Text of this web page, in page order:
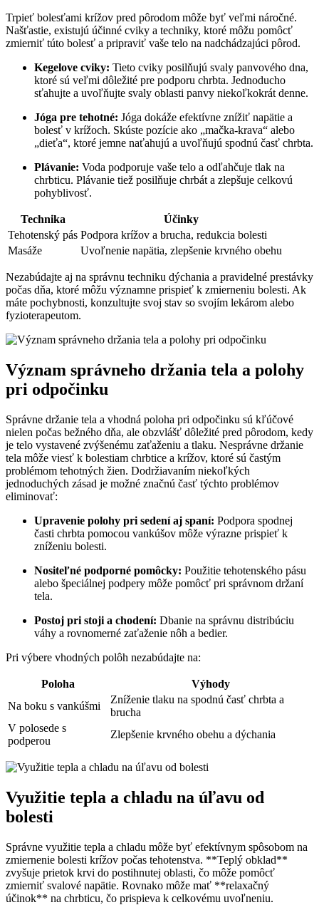
Trpieť bolesťami krížov pred pôrodom môže byť veľmi náročné.
Našťastie, existujú účinné cviky a techniky, ktoré môžu pomôcť
zmierniť túto bolesť a pripraviť vaše telo na nadchádzajúci pôrod.
Kegelove cviky: Tieto cviky posilňujú svaly panvového dna,
ktoré sú veľmi dôležité pre podporu chrbta. Jednoducho
sťahujte a uvoľňujte svaly oblasti panvy niekoľkokrát denne.
Jóga pre tehotné: Jóga dokáže efektívne znížiť napätie a
bolesť v krížoch. Skúste pozície ako „mačka-krava“ alebo
„dieťa“, ktoré jemne naťahujú a uvoľňujú spodnú časť chrbta.
Plávanie: Voda podporuje vaše telo a odľahčuje tlak na
chrbticu. Plávanie tiež posilňuje chrbát a zlepšuje celkovú
pohyblivosť.
Technika
Účinky
Tehotenský pás Podpora krížov a brucha, redukcia bolesti
Masáže
Uvoľnenie napätia, zlepšenie krvného obehu
Nezabúdajte aj na správnu techniku dýchania a pravidelné prestávky
počas dňa, ktoré môžu významne prispieť k zmierneniu bolesti. Ak
máte pochybnosti, konzultujte svoj stav so svojím lekárom alebo
fyzioterapeutom.
Význam správneho držania tela a polohy
pri odpočinku
Správne držanie tela a vhodná poloha pri odpočinku sú kľúčové
nielen počas bežného dňa, ale obzvlášť dôležité pred pôrodom, kedy
je telo vystavené zvýšenému zaťaženiu a tlaku. Nesprávne držanie
tela môže viesť k bolestiam chrbtice a krížov, ktoré sú častým
problémom tehotných žien. Dodržiavaním niekoľkých
jednoduchých zásad je možné značnú časť týchto problémov
eliminovať:
Upravenie polohy pri sedení aj spaní: Podpora spodnej
časti chrbta pomocou vankúšov môže výrazne prispieť k
zníženiu bolesti.
Nositeľné podporné pomôcky: Použitie tehotenského pásu
alebo špeciálnej podpery môže pomôcť pri správnom držaní
tela.
Postoj pri stoji a chodení: Dbanie na správnu distribúciu
váhy a rovnomerné zaťaženie nôh a bedier.
Pri výbere vhodných polôh nezabúdajte na:
Poloha
Výhody
Na boku s vankúšmi
Zníženie tlaku na spodnú časť chrbta a
brucha
V polosede s
podperou
Zlepšenie krvného obehu a dýchania
Využitie tepla a chladu na úľavu od
bolesti
Správne využitie tepla a chladu môže byť efektívnym spôsobom na
zmiernenie bolesti krížov počas tehotenstva. **Teplý obklad**
zvyšuje prietok krvi do postihnutej oblasti, čo môže pomôcť
zmierniť svalové napätie. Rovnako môže mať **relaxačný
účinok** na chrbticu, čo prispieva k celkovému uvoľneniu.